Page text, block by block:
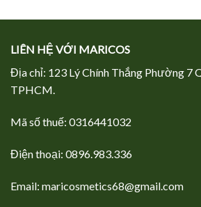
LIÊN HỆ VỚI MARICOS
Địa chỉ: 123 Lý Chính Thắng Phường 7
TPHCM.
Mã số thuế: 0316441032
Điện thoại: 0896.983.336
Email: maricosmetics68@gmail.com